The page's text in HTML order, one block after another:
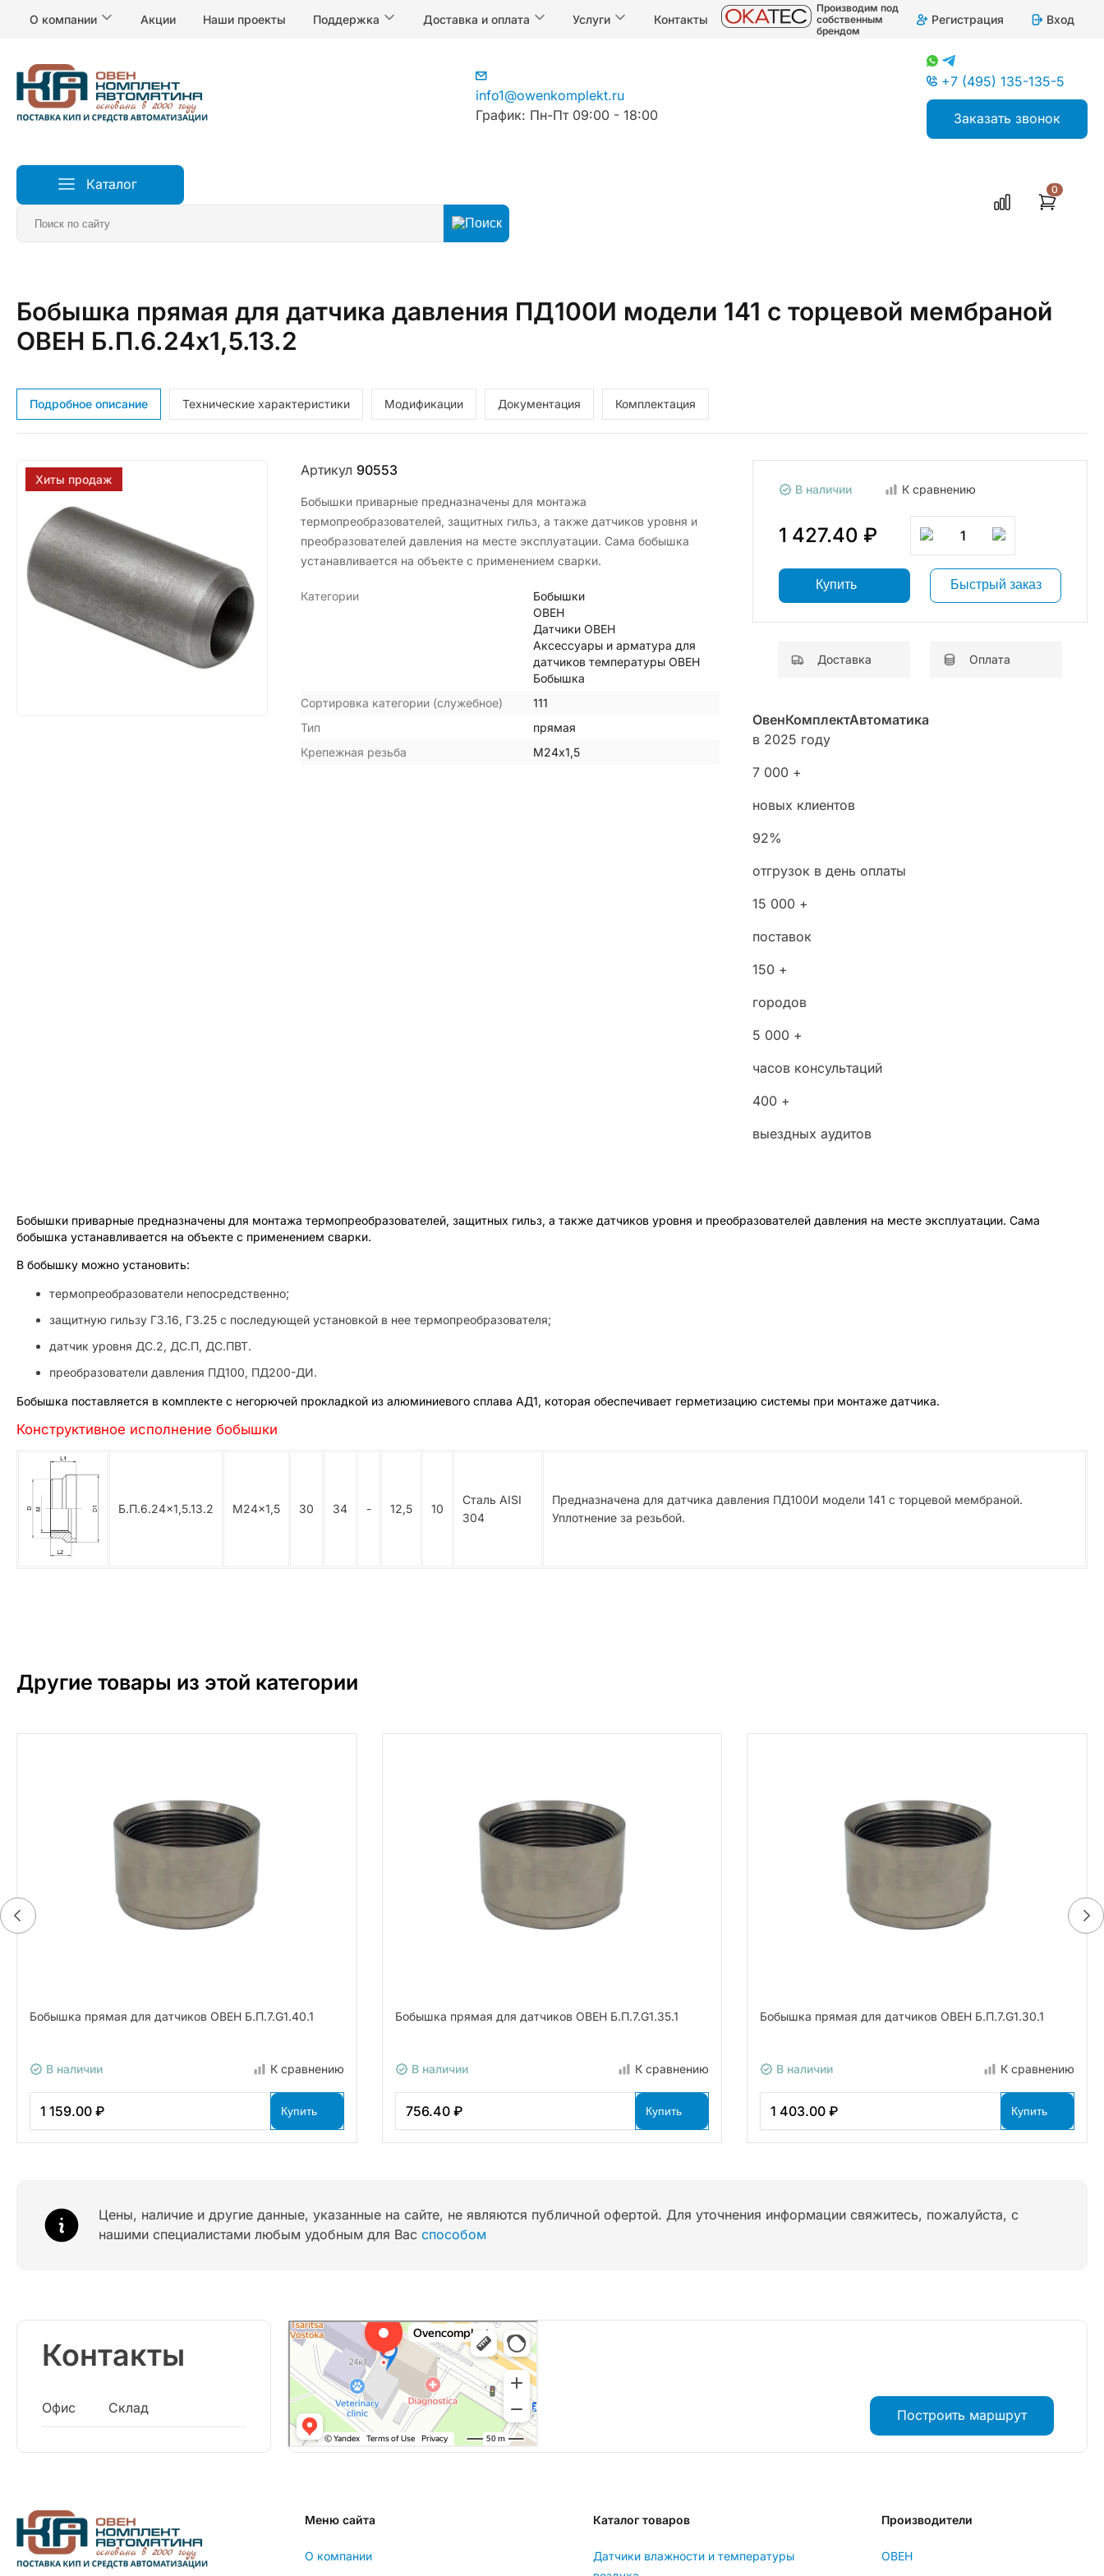
О компании Акции Наши проекты Поддержка Доставка и оплата Услуги Контакты
Производим под
собственным
брендом
Регистрация Вход
info1@owenkomplekt.ru
График: Пн-Пт 09:00 - 18:00
+7 (495) 135-135-5
Заказать звонок
Каталог 0
Главная Датчики Аксессуары и арматура для датчиков температуры
Бобышка прямая для датчика давления ПД100И модели 141 с торцевой мембраной
ОВЕН Б.П.6.24х1,5.13.2
Подробное описание Технические характеристики Модификации Документация Комплектация
Хиты продаж
Артикул 90553
Бобышки приварные предназначены для монтажа
термопреобразователей, защитных гильз, а также датчиков уровня и
преобразователей давления на месте эксплуатации. Сама бобышка
устанавливается на объекте с применением сварки.
Категории
Бобышки
ОВЕН
Датчики ОВЕН
Аксессуары и арматура для
датчиков температуры ОВЕН
Бобышка
Сортировка категории (служебное)
111
Тип
прямая
Крепежная резьба
М24х1,5
В наличии К сравнению
1 427.40 ₽ 1
Купить Быстрый заказ
Доставка Оплата
ОвенКомплектАвтоматика
в 2025 году
7 000 +
новых клиентов
92%
отгрузок в день оплаты
15 000 +
поставок
150 +
городов
5 000 +
часов консультаций
400 +
выездных аудитов
Бобышки приварные предназначены для монтажа термопреобразователей, защитных гильз, а также датчиков уровня и преобразователей давления на месте эксплуатации. Сама
бобышка устанавливается на объекте с применением сварки.
В бобышку можно установить:
термопреобразователи непосредственно;
защитную гильзу ГЗ.16, ГЗ.25 с последующей установкой в нее термопреобразователя;
датчик уровня ДС.2, ДС.П, ДС.ПВТ.
преобразователи давления ПД100, ПД200-ДИ.
Бобышка поставляется в комплекте с негорючей прокладкой из алюминиевого сплава АД1, которая обеспечивает герметизацию системы при монтаже датчика.
Конструктивное исполнение бобышки
Б.П.6.24×1,5.13.2 М24×1,5 30 34 - 12,5 10
Сталь AISI
304
Предназначена для датчика давления ПД100И модели 141 с торцевой мембраной.
Уплотнение за резьбой.
Другие товары из этой категории
Бобышка прямая для датчиков ОВЕН Б.П.7.G1.40.1
В наличии К сравнению
1 159.00 ₽ Купить
Бобышка прямая для датчиков ОВЕН Б.П.7.G1.35.1
В наличии К сравнению
756.40 ₽ Купить
Бобышка прямая для датчиков ОВЕН Б.П.7.G1.30.1
В наличии К сравнению
1 403.00 ₽ Купить
Цены, наличие и другие данные, указанные на сайте, не являются публичной офертой. Для уточнения информации свяжитесь, пожалуйста, с
нашими специалистами любым удобным для Вас способом
Контакты
Офис Склад Построить маршрут
Меню сайта
О компании
Каталог товаров
Датчики влажности и температуры
Производители
ОВЕН